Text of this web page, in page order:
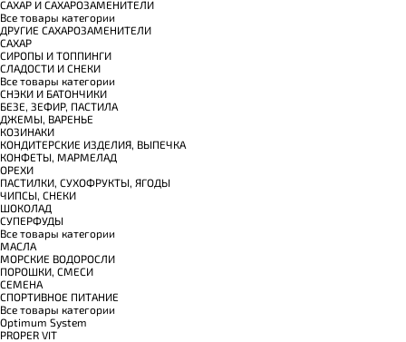
САХАР И САХАРОЗАМЕНИТЕЛИ
Все товары категории
ДРУГИЕ САХАРОЗАМЕНИТЕЛИ
САХАР
СИРОПЫ И ТОППИНГИ
СЛАДОСТИ И СНЕКИ
Все товары категории
СНЭКИ И БАТОНЧИКИ
БЕЗЕ, ЗЕФИР, ПАСТИЛА
ДЖЕМЫ, ВАРЕНЬЕ
КОЗИНАКИ
КОНДИТЕРСКИЕ ИЗДЕЛИЯ, ВЫПЕЧКА
КОНФЕТЫ, МАРМЕЛАД
ОРЕХИ
ПАСТИЛКИ, СУХОФРУКТЫ, ЯГОДЫ
ЧИПСЫ, СНЕКИ
ШОКОЛАД
СУПЕРФУДЫ
Все товары категории
МАСЛА
МОРСКИЕ ВОДОРОСЛИ
ПОРОШКИ, СМЕСИ
СЕМЕНА
СПОРТИВНОЕ ПИТАНИЕ
Все товары категории
Optimum System
PROPER VIT